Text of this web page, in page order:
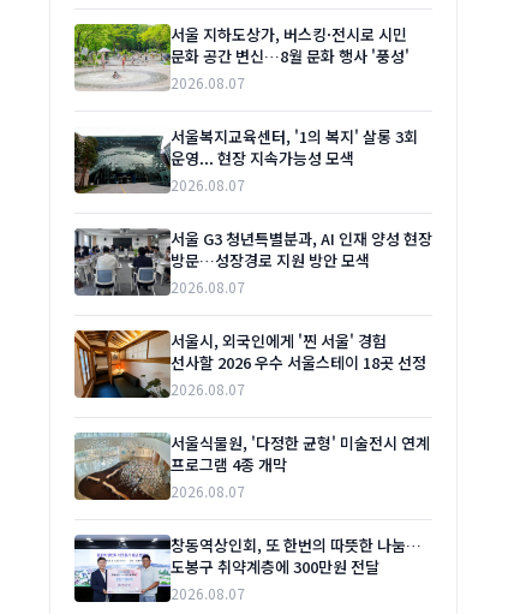
서울 지하도상가, 버스킹·전시로 시민
문화 공간 변신…8월 문화 행사 '풍성'
2026.08.07
서울복지교육센터, '1의 복지' 살롱 3회
운영... 현장 지속가능성 모색
2026.08.07
서울 G3 청년특별분과, AI 인재 양성 현장
방문…성장경로 지원 방안 모색
2026.08.07
서울시, 외국인에게 '찐 서울' 경험
선사할 2026 우수 서울스테이 18곳 선정
2026.08.07
서울식물원, '다정한 균형' 미술전시 연계
프로그램 4종 개막
2026.08.07
창동역상인회, 또 한번의 따뜻한 나눔…
도봉구 취약계층에 300만원 전달
2026.08.07